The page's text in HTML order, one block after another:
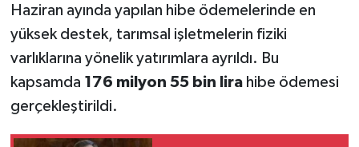
Haziran ayında yapılan hibe ödemelerinde en
yüksek destek, tarımsal işletmelerin fiziki
varlıklarına yönelik yatırımlara ayrıldı. Bu
kapsamda 176 milyon 55 bin lirahibe ödemesi
gerçekleştirildi.